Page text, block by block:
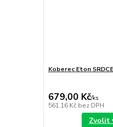
Koberec Eton
679,00 Kč/ks
561,16 Kč bez DPH
Zvolit